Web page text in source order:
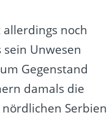
noch
Unwesen
Gegenstand
damals die
Serbien